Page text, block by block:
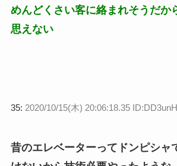
めんどくさい客に絡まれそうだか
思えない
35: 2020/10/15(木) 20:06:18.35
昔のエレベーターってドンピシャ